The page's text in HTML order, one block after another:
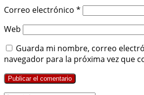
Correo electrónico *
Web
Guarda mi nombre, correo
navegador para la próxima vez que